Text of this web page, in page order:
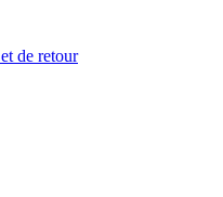
de retour